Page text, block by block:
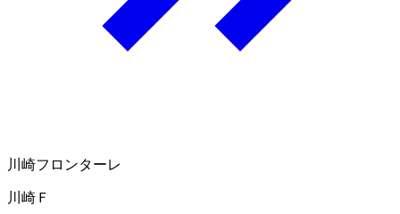
川崎フロンターレ
川崎Ｆ